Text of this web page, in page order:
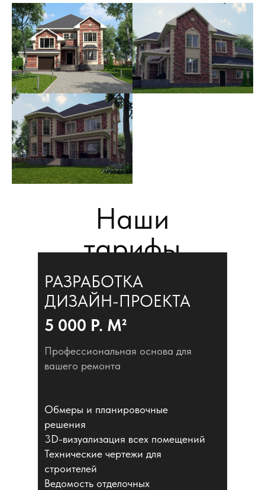
Наши
тарифы
РАЗРАБОТКА
ДИЗАЙН-ПРОЕКТА
Профессиональная основа для
вашего ремонта
Обмеры и планировочные
решения
3D-визуализация всех помещений
Технические чертежи для
строителей
Ведомость отделочных
5 000 Р. М²